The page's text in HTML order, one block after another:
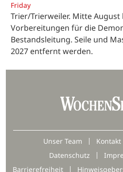
Friday
Trier/Trierweiler. Mitte August
Vorbereitungen für die
Bestandsleitung. Seile und
2027 entfernt werden.
Unser Team Kontakt
Datenschutz
Barrierefreiheit